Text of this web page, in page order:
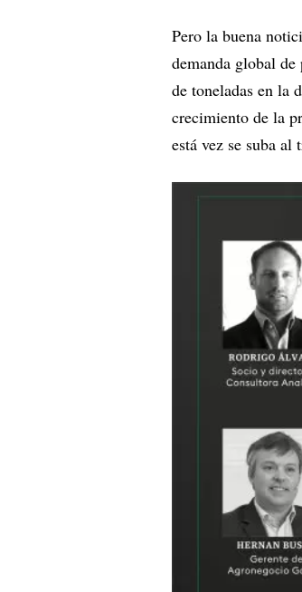
Pero la buena
demanda global
de toneladas en la
crecimiento de la
está vez se suba al